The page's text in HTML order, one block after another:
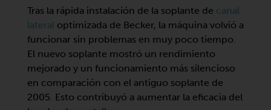
Tras la rápida instalación de la soplante de canal
lateral optimizada de Becker, la máquina volvió a
funcionar sin problemas en muy poco tiempo.
El nuevo soplante mostró un rendimiento
mejorado y un funcionamiento más silencioso
en comparación con el antiguo soplante de
2005. Esto contribuyó a aumentar la eficacia del